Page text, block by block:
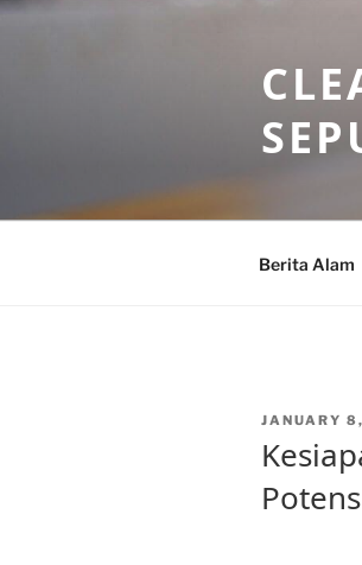
Skip
Berita Alam
POSTED
JANUARY